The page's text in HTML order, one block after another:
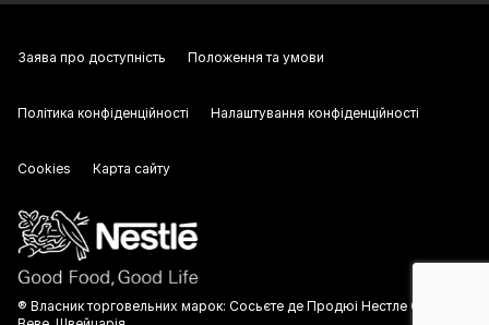
® Власник торговельних марок: Сосьєте де Продюі Нестле С.А.,
Заява про доступність Положення та умови
Політика конфіденційності Налаштування конфіденційності
Cookies Карта сайту